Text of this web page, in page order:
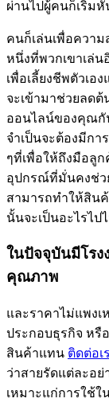
ผ่านไปผู้คนก็เริ่ม
คนก็เล่นเพื่อควา
หนึ่งที่พวกเขาเล่น
เพื่อเลี้ยงชีพตัวเอ
จะเข้ามาช่วยลด
ออนไลน์ของคุณกั
จำเป็นจะต้องมีก
ๆที่เพื่อให้ถึงมือลู
อุปกรณ์ที่มั่นคงช่ว
สามารถทำให้สิน
นั้นจะเป็นอะไรไป
ในปัจจุบันมีโร
คุณภาพ
และราคาไม่แพง
ประกอบธุรกิจ หรื
สินค้าแทน ติดต่อเ
ว่าสายรัดแต่ละอ
เหมาะแก่การใช้ใ